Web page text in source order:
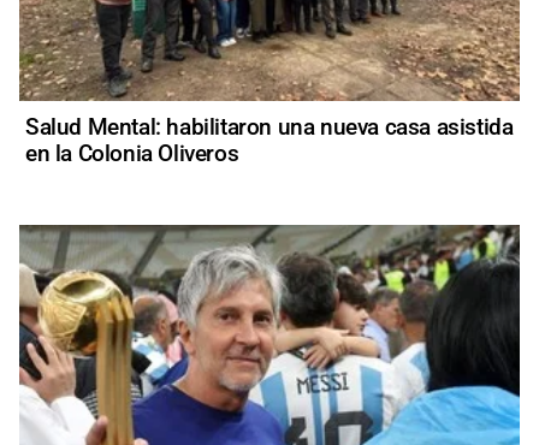
Salud Mental: habilitaron una nueva casa asistida
en la Colonia Oliveros